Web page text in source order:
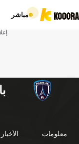
مباشر
معلومات الأخبار